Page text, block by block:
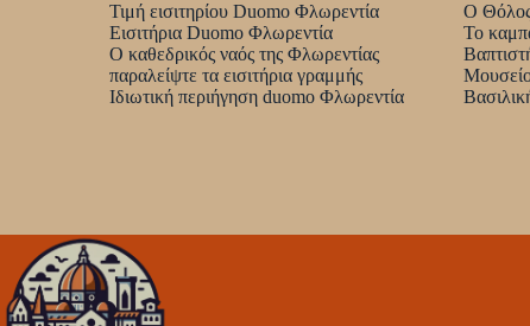
Τιμή εισιτηρίου Duomo Φλωρεντία
Εισιτήρια Duomo Φλωρεντία
Ο καθεδρικός ναός της Φλωρεντίας
παραλείψτε τα εισιτήρια γραμμής
Ιδιωτική περιήγηση duomo Φλωρεντία
Ο
Το